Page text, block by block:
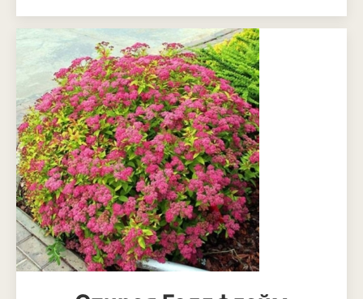
Глоксиния
Диффенбахия
Колеус
Кротон или кодиеум
Орхидея
Сингониум
Спатифиллум
Фикус